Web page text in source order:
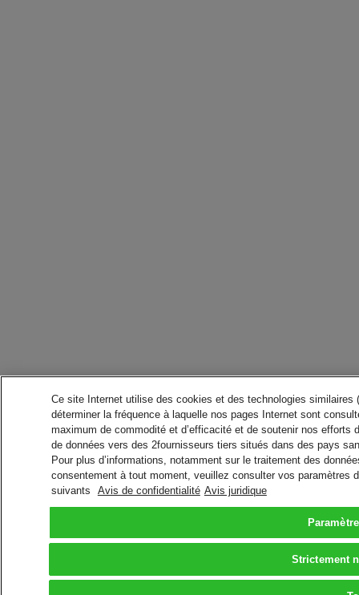
Ce site Internet utilise des cookies et des technologies
déterminer la fréquence à laquelle nos pages Internet sont
maximum de commodité et d’efficacité et de soutenir nos
de données vers des 2fournisseurs tiers situés dans des pays
Pour plus d’informations, notamment sur le traitement des
consentement à tout moment, veuillez consulter vos paramètres
suivants
Avis de confidentialité Avis juridique
Strictement